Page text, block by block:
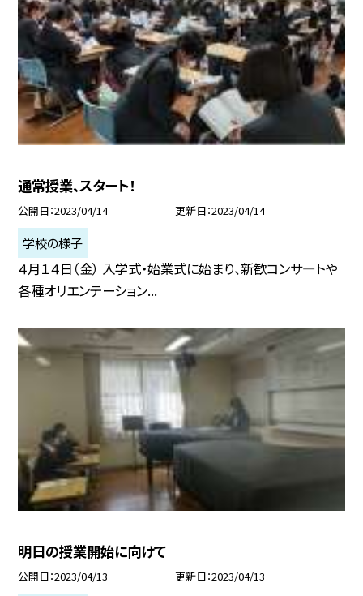
通常授業、スタート！
公開日 2023/04/14 更新日 2023/04/14
学校の様子
４月１４日（金） 入学式・始業式に始まり、新歓コンサ—トや
各種オリエンテーション...
明日の授業開始に向けて
公開日 2023/04/13 更新日 2023/04/13